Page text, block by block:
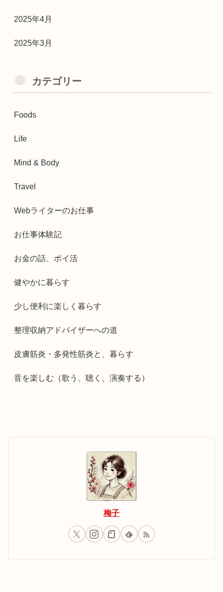
2025年4月
2025年3月
カテゴリー
Foods
Life
Mind & Body
Travel
Webライターのお仕事
お仕事体験記
お金の話、ポイ活
健やかに暮らす
少し便利に楽しく暮らす
整理収納アドバイザーへの道
皮膚筋炎・多発性筋炎と、暮らす
音を楽しむ（歌う、聴く、演奏する）
梅子